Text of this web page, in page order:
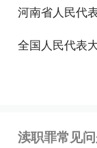
出口退税凭证
低价出让国有
犯罪行为罪，
一、滥用职权
渎职罪常见